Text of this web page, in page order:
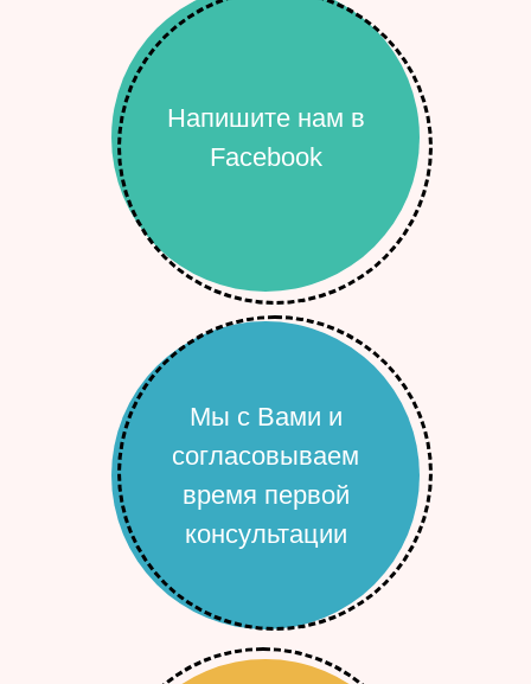
Напишите нам в
Facebook
Мы с Вами и
согласовываем
время первой
консультации